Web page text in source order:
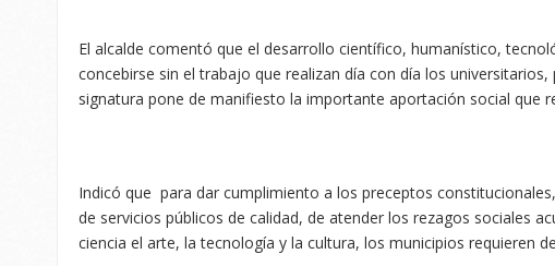
El alcalde comentó que el desarrollo científico, humanístico,
concebirse sin el trabajo que realizan día con día los
signatura pone de manifiesto la importante aportación social que
Indicó que para dar cumplimiento a los preceptos
de servicios públicos de calidad, de atender los rezagos sociales
ciencia el arte, la tecnología y la cultura, los municipios requieren